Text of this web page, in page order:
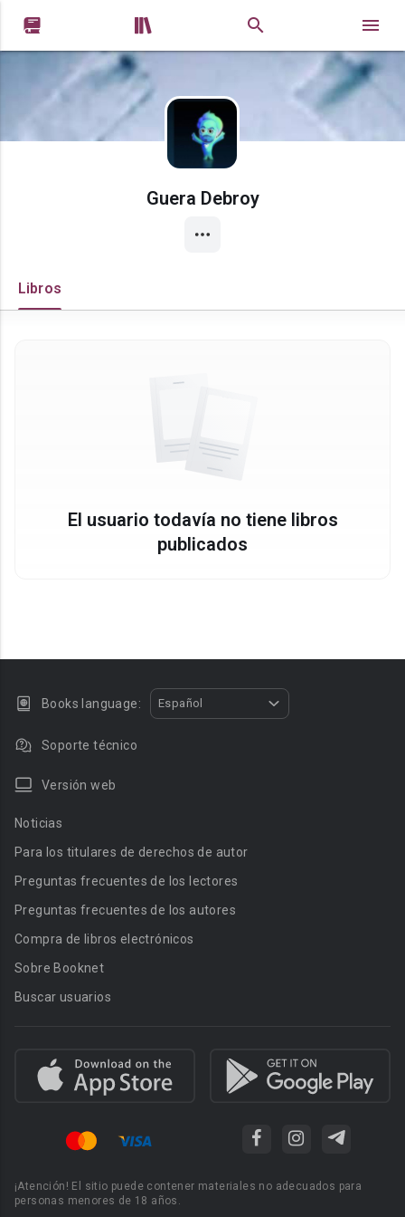
 
Guera Debroy
Libros
El usuario todavía no tiene libros
publicados
Books language: Español
Soporte técnico
Versión web
Noticias
Para los titulares de derechos de autor
Preguntas frecuentes de los lectores
Preguntas frecuentes de los autores
Compra de libros electrónicos
Sobre Booknet
Buscar usuarios
¡Atención! El sitio puede contener materiales no adecuados para
personas menores de 18 años.